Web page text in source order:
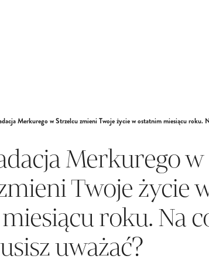
Merkurego w Strzelcu zmieni Twoje życie w ostatnim miesiącu roku.
Merkurego w
Twoje życie
roku. Na
uważać?